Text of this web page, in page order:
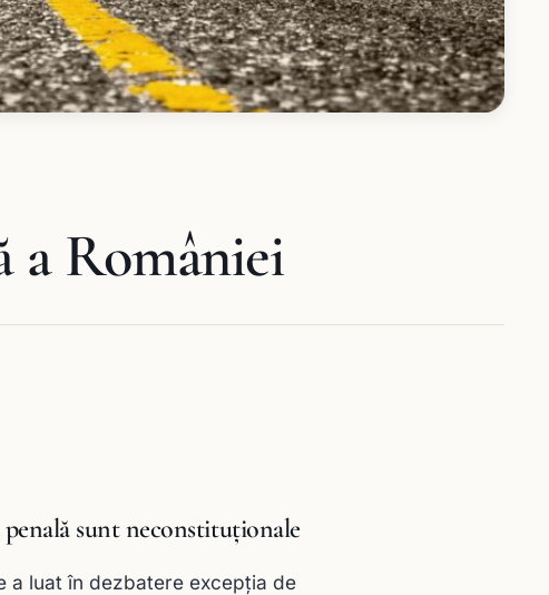
a României
sunt neconstituționale
a luat în dezbatere excepţia de